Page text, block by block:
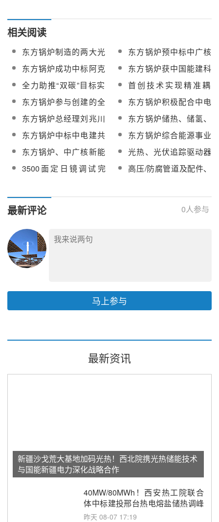
相关阅读
东方锅炉制造的两大光
热项目的蒸发器、过热
器、再热器等装备完工
发运
东方锅炉预中标中广核
德令哈100万千瓦光热
储一体化项目蒸汽发生
系统
东方锅炉成功中标阿克
塞110MW光热发电项目
聚光集热系统设备
东方锅炉获中国能建科
技进步特等奖
全力助推“双碳”目标实
现！东方锅炉召开“双碳”
目标下动力装备新技术
研讨会
首创技术实现精准耦
合！东方锅炉助力哈密
光热项目“24小时不间断
发电”
东方锅炉参与创建的全
国首家碳中和技术创新
中心揭牌
东方锅炉积极配合中电
工程哈密50MW光热发
电项目熔盐上塔计划
东方锅炉总经理刘兆川
赴中电工程哈密50MW
光热发电项目现场指导
工作
东方锅炉储热、储氢、
压缩空气系列储能产品
及方案将亮相2023中国
长时储能大会
东方锅炉中标中电建共
和1000兆瓦光伏光热工
程聚光集热系统
东方锅炉综合能源事业
部技术开发部部长李有
霞：储热储氢助力新型
能源体系建设
东方锅炉、中广核新能
源上榜国资委最新“双百
企业”名单
光热、光伏追踪驱动器
减速机方案提供商锦明
传动正式加入
3500面定日镜调试完
热系统顺利推进
高压/防腐管道及配件、
CSPPLAZA会员单位
最新评论 0人参与
马上参与
最新资讯
新疆沙戈荒大基地加码光热！西北院携光热储能技术
与国能新疆电力深化战略合作
40MW/80MWh！西安热工院联合
体中标建投邢台热电熔盐储热调峰
调频改造EPC项目
昨天 08-07 17:19